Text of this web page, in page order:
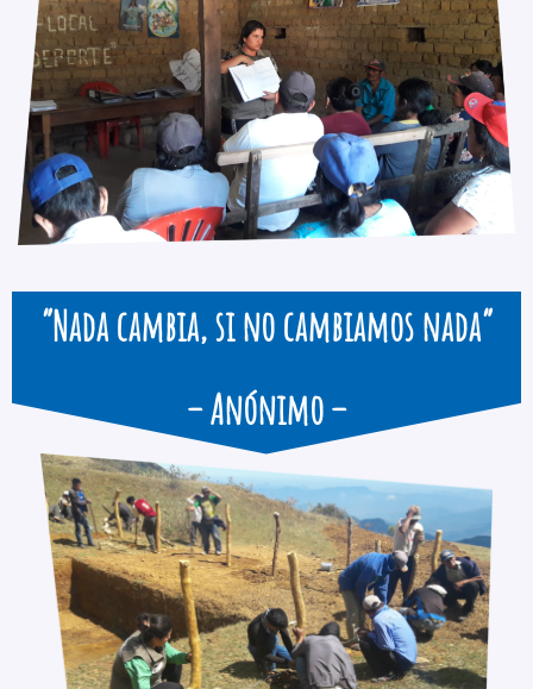
“Nada cambia, si no cambiamos nada”
– Anónimo –